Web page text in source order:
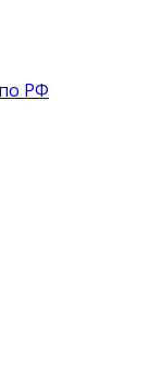
РФ